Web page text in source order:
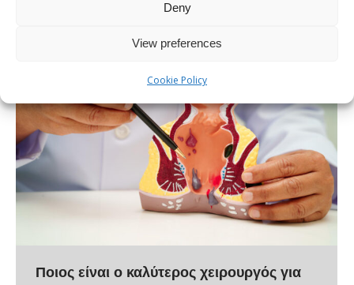
Deny
View preferences
Cookie Policy
Ποιος είναι ο καλύτερος χειρουργός για